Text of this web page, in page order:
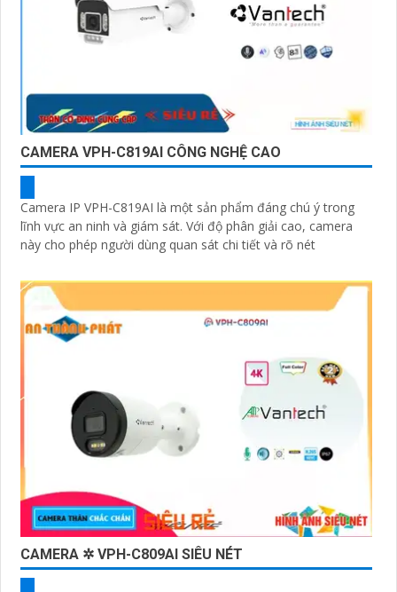
CAMERA VPH-C819AI CÔNG NGHỆ CAO
Camera IP VPH-C819AI là một sản phẩm đáng chú ý trong
lĩnh vực an ninh và giám sát. Với độ phân giải cao, camera
này cho phép người dùng quan sát chi tiết và rõ nét
CAMERA ✲ VPH-C809AI SIÊU NÉT